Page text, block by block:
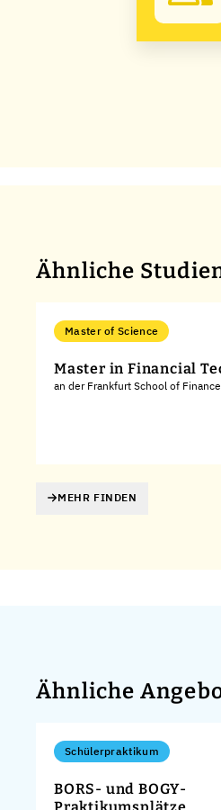
Ähnliche
Master of Science
Master in Financial
an der Frankfurt School of
MEHR FINDEN
Ähnliche
Schülerpraktikum
BORS- und BOGY-